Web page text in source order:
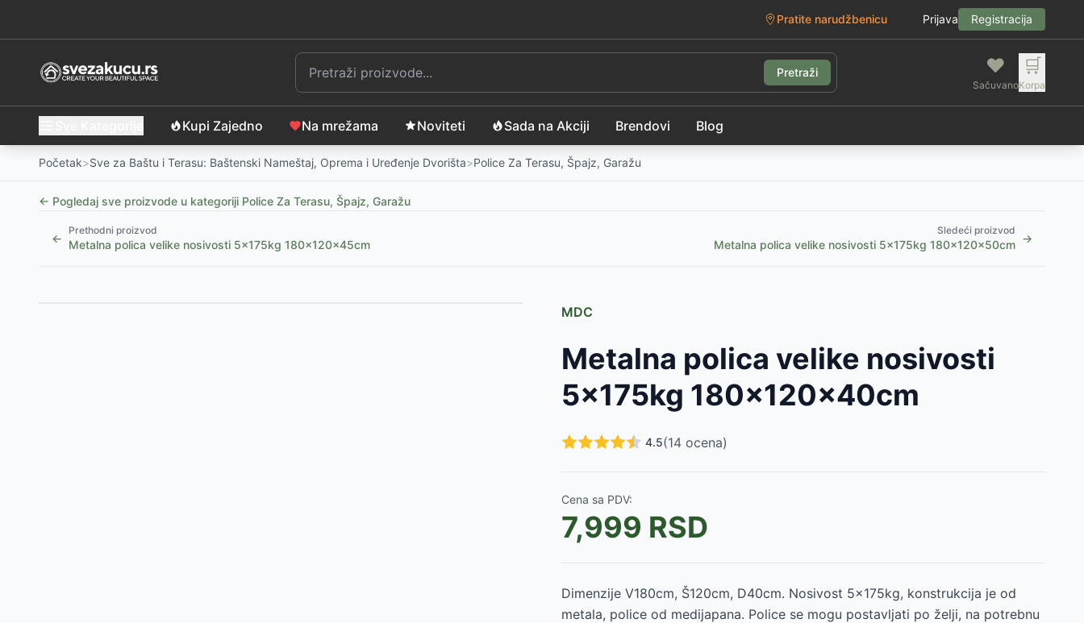
Pratite narudžbenicu Prijava Registracija
Pretraži ❤️
Sačuvano
🛒
Korpa
Kupi Zajedno Na mrežama Noviteti Sada na Akciji Brendovi Blog
Početak>Sve za Baštu i Terasu: Baštenski Nameštaj, Oprema i Uređenje Dvorišta>Police Za Terasu, Špajz, Garažu
← Pogledaj sve proizvode u kategoriji Police Za Terasu, Špajz, Garažu
←
Prethodni proizvod
Metalna polica velike nosivosti 5x175kg 180x120x45cm
Sledeći proizvod
Metalna polica velike nosivosti 5x175kg 180x120x50cm →
MDC
Metalna polica velike nosivosti
5x175kg 180x120x40cm
4.5(14 ocena)
Cena sa PDV:
7,999 RSD
Dimenzije V180cm, Š120cm, D40cm. Nosivost 5x175kg, konstrukcija je od
metala, police od medijapana. Police se mogu postavljati po želji, na potrebnu